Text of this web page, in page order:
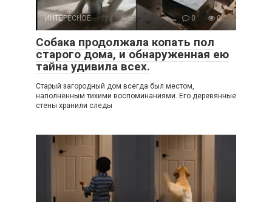
ИНТЕРЕСНОЕ 0 0
Собака продолжала копать пол
старого дома, и обнаруженная ею
тайна удивила всех.
Старый загородный дом всегда был местом,
наполненным тихими воспоминаниями. Его деревянные
стены хранили следы